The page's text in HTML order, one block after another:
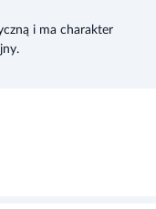
i ma charakter